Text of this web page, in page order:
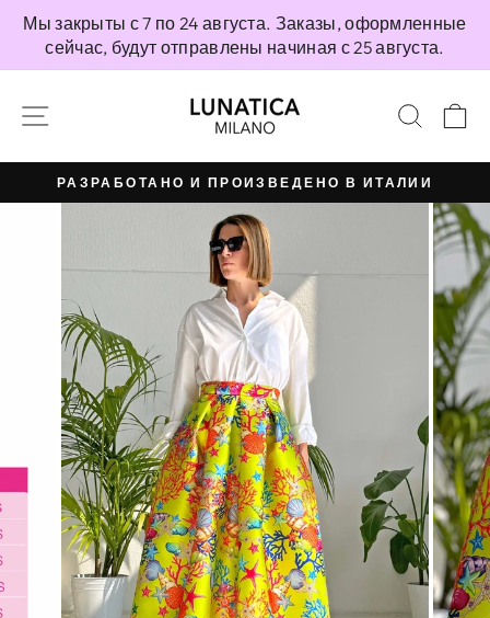
Перейти
непосредственно
Мы закрыты с 7 по 24 августа. Заказы, оформленные
сейчас, будут отправлены начиная с 25 августа.
НАВИГАЦИЯ ПО САЙТУ
Приостановить
презентацию
РАЗРАБОТАНО И ПРОИЗВЕДЕНО В ИТАЛИИ